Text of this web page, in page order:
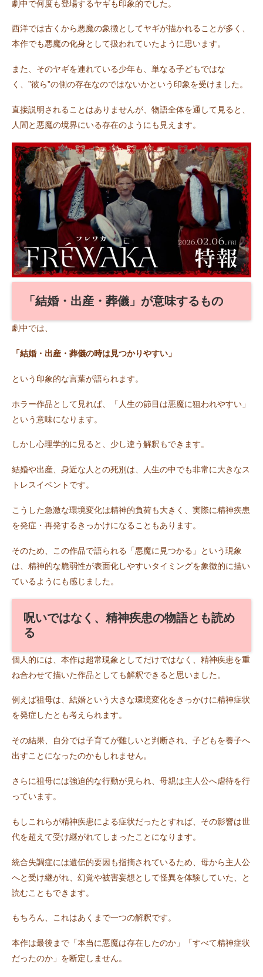
劇中で何度も登場するヤギも印象的でした。
西洋では古くから悪魔の象徴としてヤギが描かれることが多く、
本作でも悪魔の化身として扱われていたように思います。
また、そのヤギを連れている少年も、単なる子どもではな
く、”彼ら”の側の存在なのではないかという印象を受けました。
直接説明されることはありませんが、物語全体を通して見ると、
人間と悪魔の境界にいる存在のようにも見えます。
「結婚・出産・葬儀」が意味するもの
劇中では、
「結婚・出産・葬儀の時は見つかりやすい」
という印象的な言葉が語られます。
ホラー作品として見れば、「人生の節目は悪魔に狙われやすい」
という意味になります。
しかし心理学的に見ると、少し違う解釈もできます。
結婚や出産、身近な人との死別は、人生の中でも非常に大きなス
トレスイベントです。
こうした急激な環境変化は精神的負荷も大きく、実際に精神疾患
を発症・再発するきっかけになることもあります。
そのため、この作品で語られる「悪魔に見つかる」という現象
は、精神的な脆弱性が表面化しやすいタイミングを象徴的に描い
ているようにも感じました。
呪いではなく、精神疾患の物語とも読め
る
個人的には、本作は超常現象としてだけではなく、精神疾患を重
ね合わせて描いた作品としても解釈できると思いました。
例えば祖母は、結婚という大きな環境変化をきっかけに精神症状
を発症したとも考えられます。
その結果、自分では子育てが難しいと判断され、子どもを養子へ
出すことになったのかもしれません。
さらに祖母には強迫的な行動が見られ、母親は主人公へ虐待を行
っています。
もしこれらが精神疾患による症状だったとすれば、その影響は世
代を超えて受け継がれてしまったことになります。
統合失調症には遺伝的要因も指摘されているため、母から主人公
へと受け継がれ、幻覚や被害妄想として怪異を体験していた、と
読むこともできます。
もちろん、これはあくまで一つの解釈です。
本作は最後まで「本当に悪魔は存在したのか」「すべて精神症状
だったのか」を断定しません。